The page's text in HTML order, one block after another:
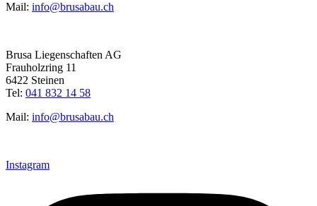
Mail: info@brusabau.ch
Brusa Liegenschaften AG
Frauholzring 11
6422 Steinen
Tel: 041 832 14 58
Mail: info@brusabau.ch
Instagram